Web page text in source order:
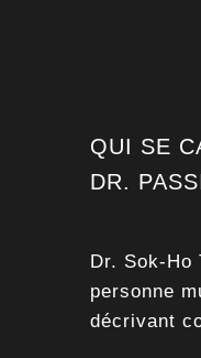
QUI SE
DR.
Dr. Sok-Ho
personne
décrivant